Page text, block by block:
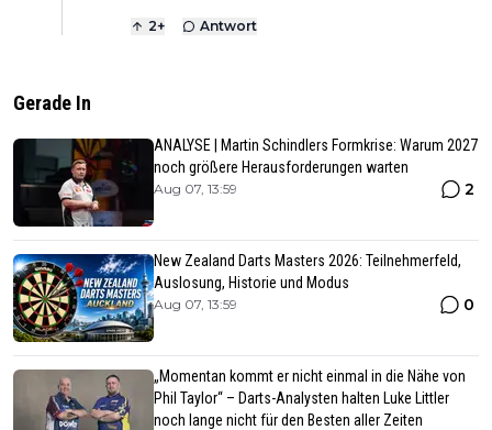
2+ Antwort
Gerade In
ANALYSE | Martin Schindlers Formkrise: Warum 2027
noch größere Herausforderungen warten
Aug 07, 13:59 2
New Zealand Darts Masters 2026: Teilnehmerfeld,
Auslosung, Historie und Modus
Aug 07, 13:59 0
„Momentan kommt er nicht einmal in die Nähe von
Phil Taylor“ – Darts-Analysten halten Luke Littler
noch lange nicht für den Besten aller Zeiten